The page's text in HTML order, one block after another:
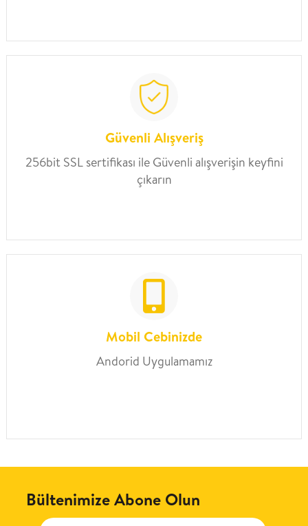
Güvenli Alışveriş
256bit SSL sertifikası ile Güvenli alışverişin keyfini
çıkarın
Mobil Cebinizde
Andorid Uygulamamız
Bültenimize Abone Olun